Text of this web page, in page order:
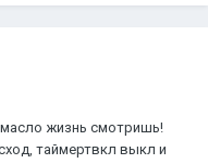
масло жизнь смотришь!
таймертвкл выкл и